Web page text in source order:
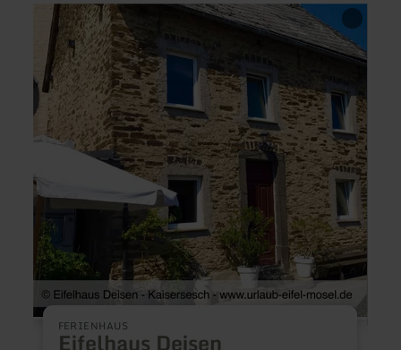
FERIENHAUS
Eifelhaus Deisen
mehr
erfahren
zu:
Eifelhaus
Deisen
Das